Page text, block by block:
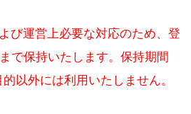
び運営上必要な対応のため、登
で保持いたします。保持期間
以外には利用いたしません。